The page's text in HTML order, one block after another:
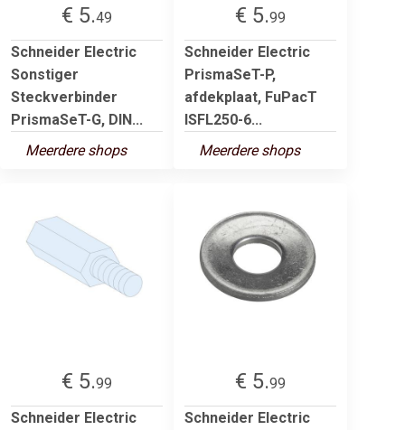
€ 5.49
Schneider Electric
Sonstiger
Steckverbinder
PrismaSeT-G, DIN...
Meerdere shops
€ 5.99
Schneider Electric
PrismaSeT-P,
afdekplaat, FuPacT
ISFL250-6...
Meerdere shops
€ 5.99
Schneider Electric
€ 5.99
Schneider Electric